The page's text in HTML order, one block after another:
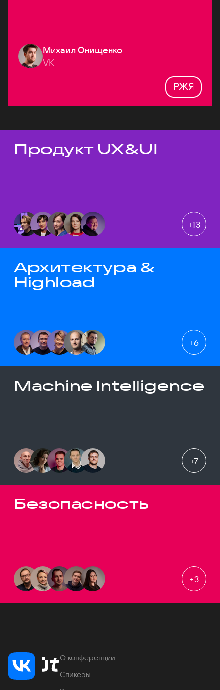
Михаил Онищенко
VK
РЖЯ
Темы докладов
Продукт UX&UI
+13
Архитектура &
Highload
+6
Machine Intelligence
+7
Безопасность
+3
О конференции
Спикеры